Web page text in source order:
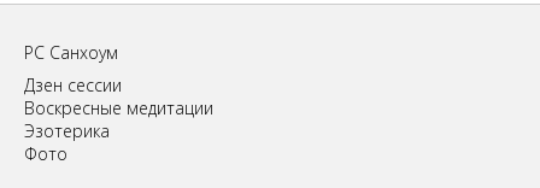
РС Санхоум
Дзен сессии
Воскресные медитации
Эзотерика
Фото